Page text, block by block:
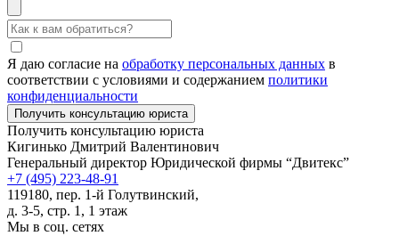
Я даю согласие на обработку персональных данных в
соответствии с условиями и содержанием политики
конфиденциальности
Получить консультацию юриста
Кигинько Дмитрий Валентинович
Генеральный директор Юридической фирмы “Двитекс”
+7 (495) 223-48-91
119180, пер. 1-й Голутвинский,
д. 3-5, стр. 1, 1 этаж
Мы в соц. сетях